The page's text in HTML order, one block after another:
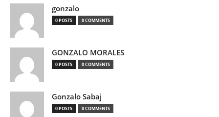
gonzalo
0 POSTS 0 COMMENTS
GONZALO MORALES
0 POSTS 0 COMMENTS
Gonzalo Sabaj
0 POSTS 0 COMMENTS